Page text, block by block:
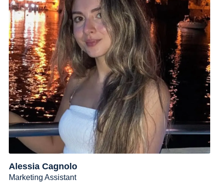
Alessia Cagnolo
Marketing Assistant